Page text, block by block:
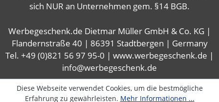
sich NUR an Unternehmen gem. §14 BGB.
Werbegeschenk.de Dietmar Müller GmbH & Co. KG |
Flandernstraße 40 | 86391 Stadtbergen | Germany
Tel. +49 (0)821 56 97 95-0 | www.werbegeschenk.de |
info@werbegeschenk.de
Diese Webseite verwendet Cookies, um die bestmögliche
Erfahrung zu gewährleisten. Mehr Informationen ...